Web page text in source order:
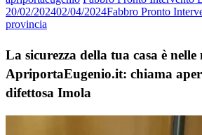
20/02/202402/04/2024Fabbro Pronto
provincia
La sicurezza della tua casa è
ApriportaEugenio.it: chiama
difettosa Imola